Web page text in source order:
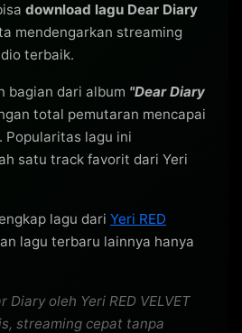
download lagu Dear Diary
mendengarkan streaming
terbaik.
bagian dari album "Dear Diary
total pemutaran mencapai
Popularitas lagu ini
satu track favorit dari Yeri
lagu dari Yeri RED
lagu terbaru lainnya hanya
Diary oleh Yeri RED VELVET
streaming cepat tanpa